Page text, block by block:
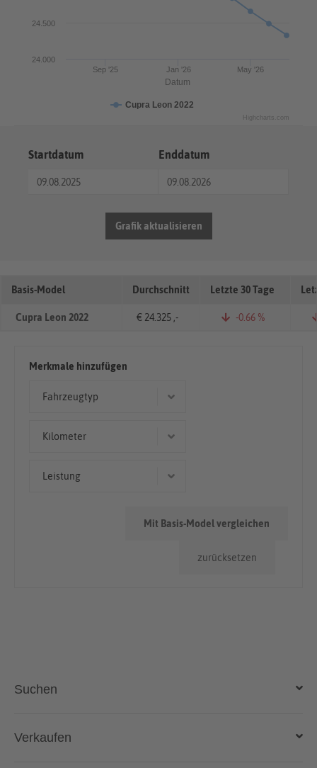
Datum
Cupra Leon 2022
Jan '26
Sep '25 May '26
24.000
24.500
Highcharts.com
Startdatum Enddatum
Grafik aktualisieren
Basis-Model Durchschnitt Letzte 30 Tage
Cupra Leon 2022 € 24.325 ,- -0.66 %
Merkmale hinzufügen
Fahrzeugtyp
Kilometer
Leistung
zurücksetzen
Mit Basis-Model vergleichen
Suchen
Auto kaufen
Verkaufen